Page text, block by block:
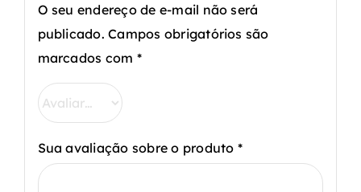
O seu endereço de e-mail não será
publicado. Campos obrigatórios são
marcados com *
Sua avaliação sobre o produto *